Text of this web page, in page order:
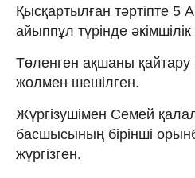
Қысқартылған тәртіпте 5
айыппұл түрінде
Төленген ақшаны қайтару
жолмен шешілген.
Жүргізушімен Семей
басшысының бірінші
жүргізген.